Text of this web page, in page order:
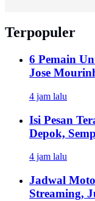
Terpopuler
6 Pemain
Jose
4 jam lalu
Isi Pesan
Depok,
4 jam lalu
Jadwal
Streaming,